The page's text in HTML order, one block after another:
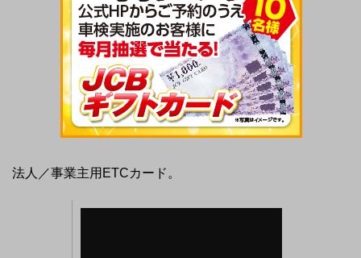
法人／事業主用ETCカード。